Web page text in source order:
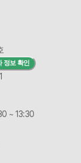
정보 확인
~ 13:30